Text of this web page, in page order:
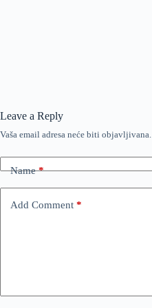
Leave a Reply
Vaša email adresa neće biti objavljivana.
Name*
Add Comment *